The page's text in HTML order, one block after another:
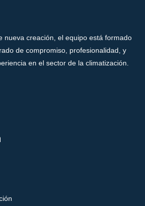
nueva creación, el equipo está formado
de compromiso, profesionalidad, y
en el sector de la climatización.